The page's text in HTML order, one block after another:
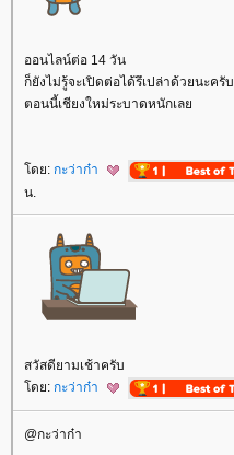
ออนไลน์ต่อ 14 วัน
ก็ยังไม่รู้จะเปิดต่อได้รึเปล่าด้วยนะครับ
ตอนนี้เชียงใหม่ระบาดหนักเลย
โดย: กะว่าก๋า
น.
สวัสดียามเช้าครับ
โดย: กะว่าก๋า
@กะว่าก๋า